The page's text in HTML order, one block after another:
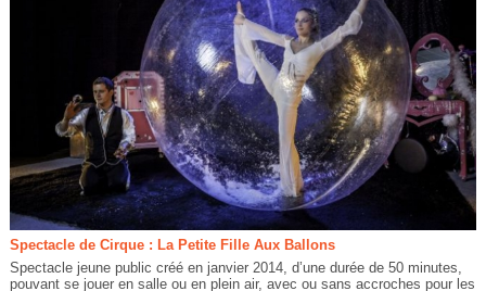
Spectacle de Cirque : La Petite Fille Aux Ballons
Spectacle jeune public créé en janvier 2014, d’une durée de 50 minutes,
pouvant se jouer en salle ou en plein air, avec ou sans accroches pour les